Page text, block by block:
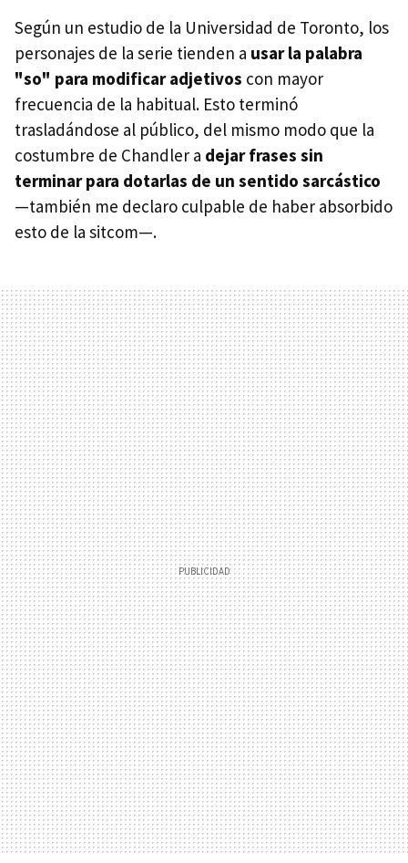
Según un estudio de la Universidad de Toronto, los
personajes de la serie tienden a usar la palabra
"so" para modificar adjetivos con mayor
frecuencia de la habitual. Esto terminó
trasladándose al público, del mismo modo que la
costumbre de Chandler a dejar frases sin
terminar para dotarlas de un sentido sarcástico
—también me declaro culpable de haber absorbido
esto de la sitcom—.